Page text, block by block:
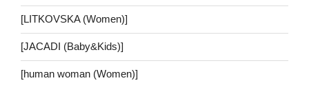
[LITKOVSKA (Women)]
[JACADI (Baby&Kids)]
[human woman (Women)]